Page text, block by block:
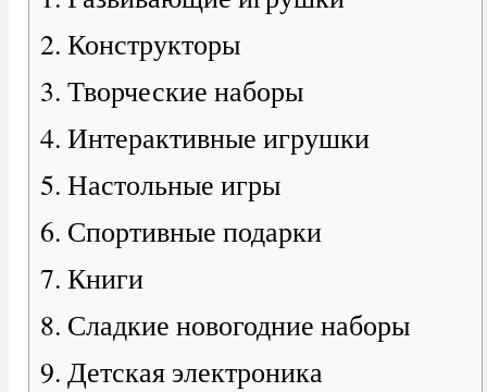
2. Конструкторы
3. Творческие наборы
4. Интерактивные игрушки
5. Настольные игры
6. Спортивные подарки
7. Книги
8. Сладкие новогодние наборы
9. Детская электроника